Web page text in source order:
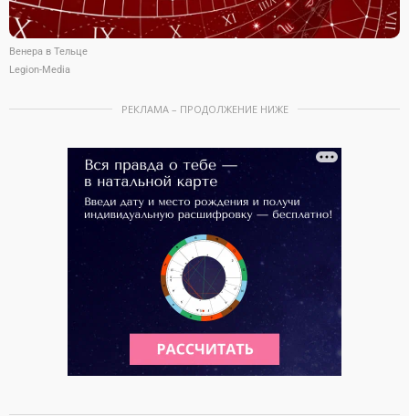
Венера в Тельце
Legion-Media
РЕКЛАМА – ПРОДОЛЖЕНИЕ НИЖЕ